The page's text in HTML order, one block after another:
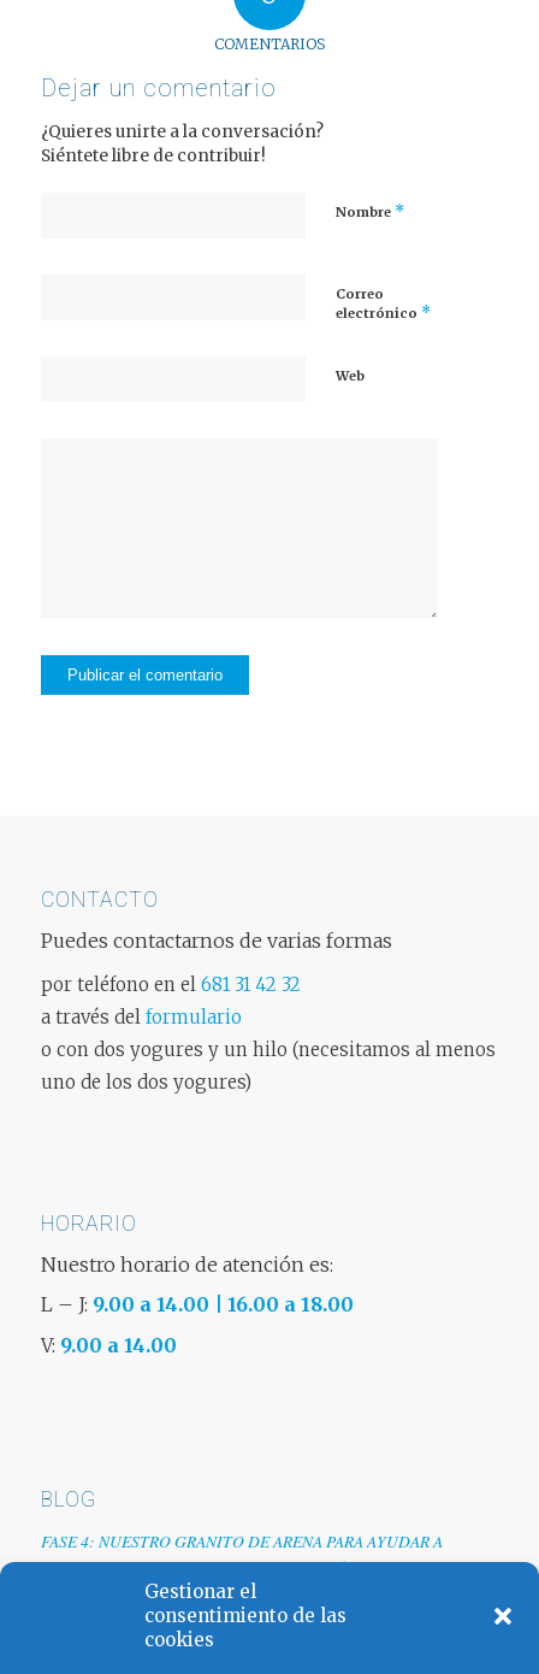
Gestionar el
consentimiento de las
cookies
COMENTARIOS
Dejar un comentario
¿Quieres unirte a la conversación?
Siéntete libre de contribuir!
Nombre *
Correo
electrónico *
Web
CONTACTO
Puedes contactarnos de varias formas
por teléfono en el 681 31 42 32
a través del formulario
o con dos yogures y un hilo (necesitamos al menos
uno de los dos yogures)
HORARIO
Nuestro horario de atención es:
L – J: 9.00 a 14.00 | 16.00 a 18.00
V: 9.00 a 14.00
BLOG
FASE 4: NUESTRO GRANITO DE ARENA PARA AYUDAR A
EMPRESAS TRAS LA CRISIS DEL COVID-19
Renovamos web